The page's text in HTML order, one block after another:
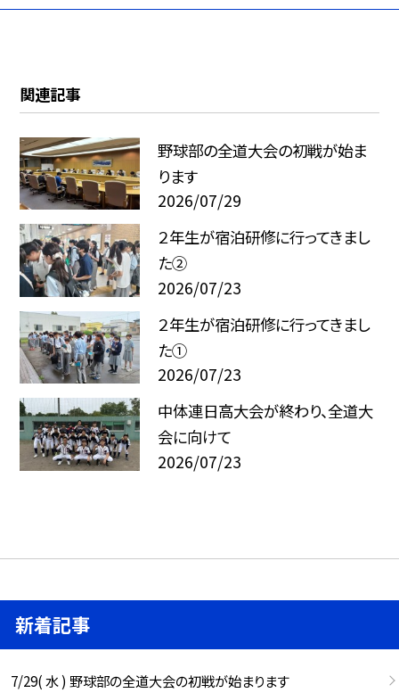
関連記事
野球部の全道大会の初戦が始ま
ります
2026/07/29
２年生が宿泊研修に行ってきまし
た②
2026/07/23
２年生が宿泊研修に行ってきまし
た①
2026/07/23
中体連日高大会が終わり、全道大
会に向けて
2026/07/23
新着記事
7/29( 水 ) 野球部の全道大会の初戦が始まります